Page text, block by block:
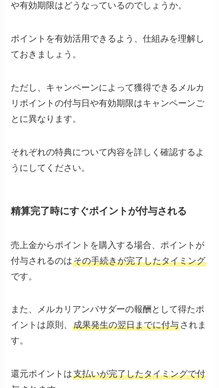
や有効期限はどうなっているのでしょうか。
ポイントを有効活用できるよう、仕組みを理解し
ておきましょう。
ただし、キャンペーンによって獲得できるメルカ
リポイントの付与日や有効期限はキャンペーンご
とに異なります。
それぞれの特典について内容を詳しく確認するよ
うにしてください。
精算完了時にすぐポイントが付与される
売上金からポイントを購入する場合、ポイントが
付与されるのはその手続きが完了したタイミング
です。
また、メルカリアンバサダーの報酬として得たポ
イントは原則、成果発生の翌日までに付与されま
す。
還元ポイントは支払いが完了したタイミングで付